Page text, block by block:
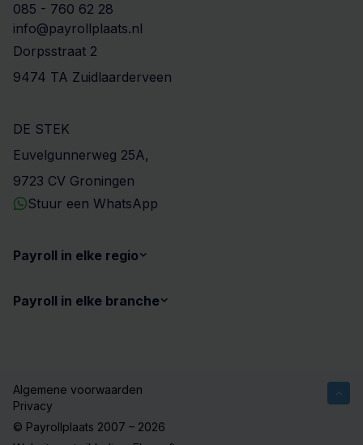
085 - 760 62 28
info@payrollplaats.nl
Dorpsstraat 2
9474 TA Zuidlaarderveen
DE STEK
Euvelgunnerweg 25A,
9723 CV Groningen
Stuur een WhatsApp
Payroll in elke regio
Payroll in elke branche
© Payrollplaats 2007 – 2026
Algemene voorwaarden
Privacy